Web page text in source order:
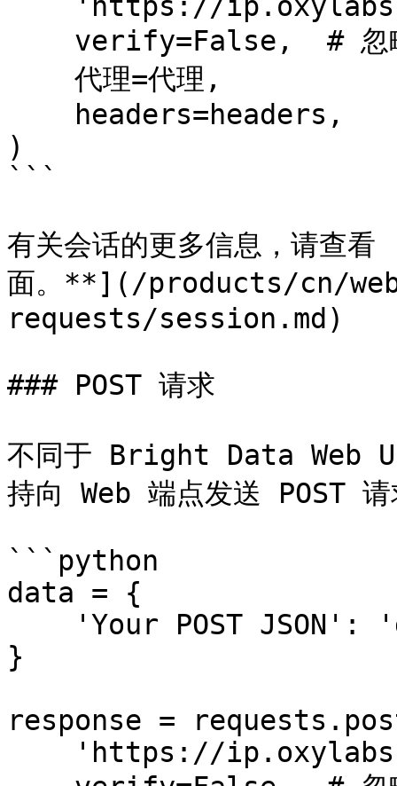
)
```
有关会话的更多信息，请查
面。**](/products/cn/
requests/session.md)
### POST 请求
不同于 Bright Data Web
持向 Web 端点发送 POST 请
```python
data = {
}
response =